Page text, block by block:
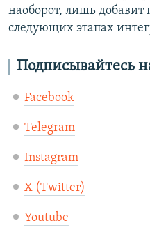
наоборот, лишь добавит
следующих этапах
Подписывайтесь
Facebook
Telegram
Instagram
X (Twitter)
Youtube